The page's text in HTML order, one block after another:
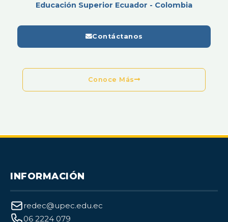
Educación Superior Ecuador - Colombia
Contáctanos
Conoce Más
INFORMACIÓN
redec@upec.edu.ec
06 2224 079